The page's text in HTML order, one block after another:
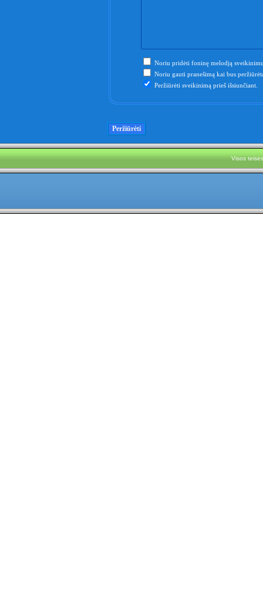
Noriu pridėti foninę melodją
Noriu gauti pranešimą kai bus
Peržiūrėti sveikinimą prieš išsiunčiant.
Visos